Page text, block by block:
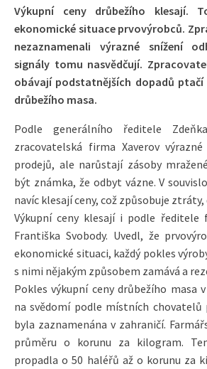
Výkupní ceny drůbežího klesají.
ekonomické situace prvovýrobců.
nezaznamenali výrazné snížení
signály tomu nasvědčují.
obávají podstatnějších dopadů
drůbežího masa.
Podle generálního ředitele
zracovatelská firma Xaverov
prodejů, ale narůstají zásoby
být známka, že odbyt vázne. V
navíc klesají ceny, což způsobuje ztráty,
Výkupní ceny klesají i podle ředitele
Františka Svobody. Uvedl, že
ekonomické situaci, každý pokles
s nimi nějakým způsobem zamává a
Pokles výkupní ceny drůbežího masa
na svědomí podle místních
byla zaznamenána v zahraničí.
průměru o korunu za kilogram.
propadla o 50 haléřů až o korunu za